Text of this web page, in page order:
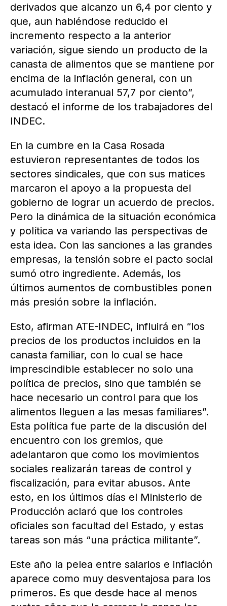
derivados que alcanzo un 6,4 por ciento y
que, aun habiéndose reducido el
incremento respecto a la anterior
variación, sigue siendo un producto de la
canasta de alimentos que se mantiene por
encima de la inflación general, con un
acumulado interanual 57,7 por ciento”,
destacó el informe de los trabajadores del
INDEC.
En la cumbre en la Casa Rosada
estuvieron representantes de todos los
sectores sindicales, que con sus matices
marcaron el apoyo a la propuesta del
gobierno de lograr un acuerdo de precios.
Pero la dinámica de la situación económica
y política va variando las perspectivas de
esta idea. Con las sanciones a las grandes
empresas, la tensión sobre el pacto social
sumó otro ingrediente. Además, los
últimos aumentos de combustibles ponen
más presión sobre la inflación.
Esto, afirman ATE-INDEC, influirá en “los
precios de los productos incluidos en la
canasta familiar, con lo cual se hace
imprescindible establecer no solo una
política de precios, sino que también se
hace necesario un control para que los
alimentos lleguen a las mesas familiares”.
Esta política fue parte de la discusión del
encuentro con los gremios, que
adelantaron que como los movimientos
sociales realizarán tareas de control y
fiscalización, para evitar abusos. Ante
esto, en los últimos días el Ministerio de
Producción aclaró que los controles
oficiales son facultad del Estado, y estas
tareas son más “una práctica militante”.
Este año la pelea entre salarios e inflación
aparece como muy desventajosa para los
primeros. Es que desde hace al menos